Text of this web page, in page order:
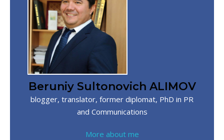
Beruniy Sultonovich ALIMOV
blogger, translator, former diplomat, PhD in PR
and Communications
More about me